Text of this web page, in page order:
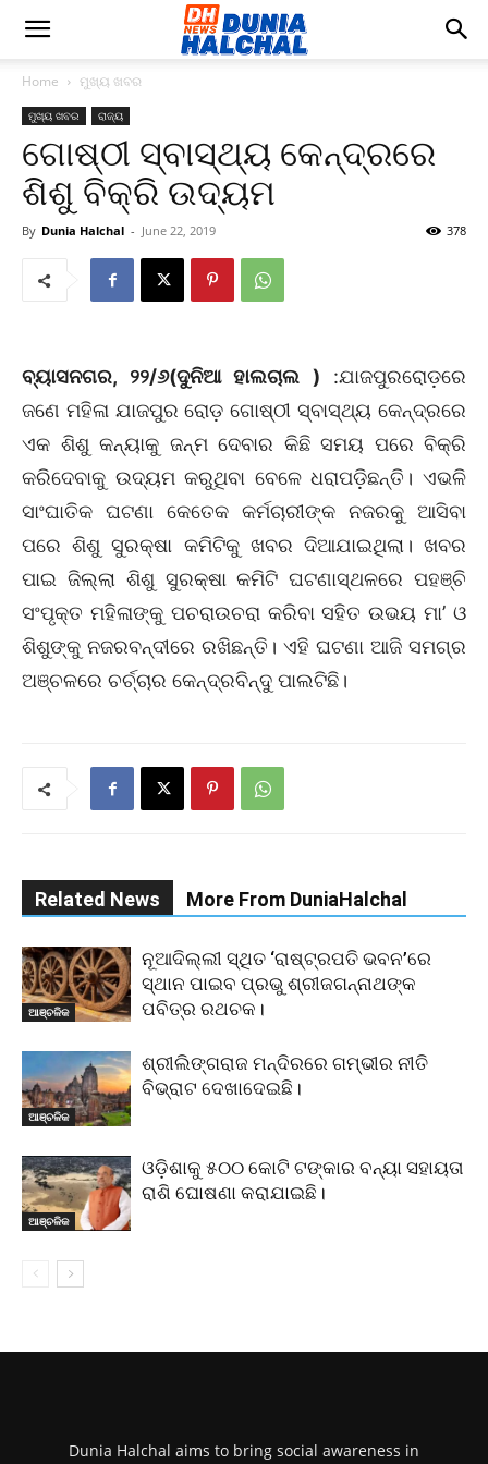
Home ମୁଖ୍ୟ ଖବର
ମୁଖ୍ୟ ଖବର ରାଜ୍ୟ
ଗୋଷ୍ଠୀ ସ୍ବାସ୍ଥ୍ୟ କେନ୍ଦ୍ରରେ
ଶିଶୁ ବିକ୍ରି ଉଦ୍ୟମ
By Dunia Halchal - June 22, 2019 378
ବ୍ୟାସନଗର, ୨୨/୬(ଦୁନିଆ ହାଲଚାଲ ) :ଯାଜପୁରରୋଡ଼ରେ
ଜଣେ ମହିଳା ଯାଜପୁର ରୋଡ଼ ଗୋଷ୍ଠୀ ସ୍ବାସ୍ଥ୍ୟ କେନ୍ଦ୍ରରେ
ଏକ ଶିଶୁ କନ୍ୟାକୁ ଜନ୍ମ ଦେବାର କିଛି ସମୟ ପରେ ବିକ୍ରି
କରିଦେବାକୁ ଉଦ୍ୟମ କରୁଥିବା ବେଳେ ଧରାପଡ଼ିଛନ୍ତି। ଏଭଳି
ସାଂଘାତିକ ଘଟଣା କେତେକ କର୍ମଚାରୀଙ୍କ ନଜରକୁ ଆସିବା
ପରେ ଶିଶୁ ସୁରକ୍ଷା କମିଟିକୁ ଖବର ଦିଆଯାଇଥିଲା। ଖବର
ପାଇ ଜିଲ୍ଲା ଶିଶୁ ସୁରକ୍ଷା କମିଟି ଘଟଣାସ୍ଥଳରେ ପହଞ୍ଚି
ସଂପୃକ୍ତ ମହିଳାଙ୍କୁ ପଚରାଉଚରା କରିବା ସହିତ ଉଭୟ ମା’ ଓ
ଶିଶୁଙ୍କୁ ନଜରବନ୍ଦୀରେ ରଖିଛନ୍ତି। ଏହି ଘଟଣା ଆଜି ସମଗ୍ର
ଅଞ୍ଚଳରେ ଚର୍ଚ୍ଚାର କେନ୍ଦ୍ରବିନ୍ଦୁ ପାଲଟିଛି।
Related News More From DuniaHalchal
ଆଞ୍ଚଳିକ
ନୂଆଦିଲ୍ଲୀ ସ୍ଥିତ ‘ରାଷ୍ଟ୍ରପତି ଭବନ’ରେ
ସ୍ଥାନ ପାଇବ ପ୍ରଭୁ ଶ୍ରୀଜଗନ୍ନାଥଙ୍କ
ପବିତ୍ର ରଥଚକ।
ଆଞ୍ଚଳିକ
ଶ୍ରୀଲିଙ୍ଗରାଜ ମନ୍ଦିରରେ ଗମ୍ଭୀର ନୀତି
ବିଭ୍ରାଟ ଦେଖାଦେଇଛି।
ଆଞ୍ଚଳିକ
ଓଡ଼ିଶାକୁ ୫୦୦ କୋଟି ଟଙ୍କାର ବନ୍ୟା ସହାୟତା
ରାଶି ଘୋଷଣା କରାଯାଇଛି।
Dunia Halchal aims to bring social awareness in